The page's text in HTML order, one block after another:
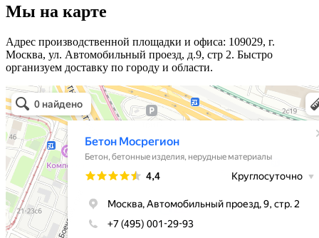
Мы на карте
Адрес производственной площадки и офиса: 109029, г.
Москва, ул. Автомобильный проезд, д.9, стр 2. Быстро
организуем доставку по городу и области.